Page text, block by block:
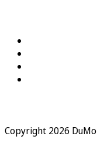
Copyright 2026